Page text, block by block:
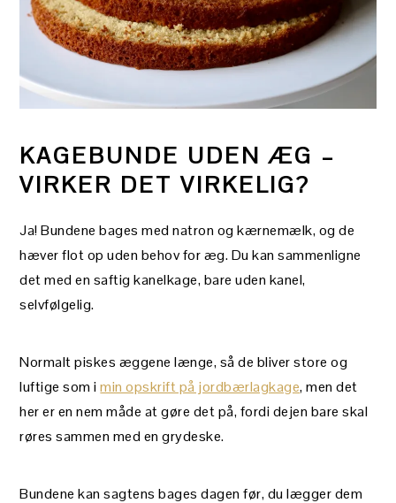
KAGEBUNDE UDEN ÆG –
VIRKER DET VIRKELIG?
Ja! Bundene bages med natron og kærnemælk, og de
hæver flot op uden behov for æg. Du kan sammenligne
det med en saftig kanelkage, bare uden kanel,
selvfølgelig.
Normalt piskes æggene længe, så de bliver store og
luftige som imin opskrift på jordbærlagkage, men det
her er en nem måde at gøre det på, fordi dejen bare skal
røres sammen med en grydeske.
Bundene kan sagtens bages dagen før, du lægger dem